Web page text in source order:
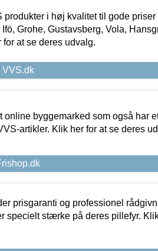
i høj kvalitet til gode priser
Grohe, Gustavsberg, Vola,
for at se deres udvalg.
VVS.dk
online byggemarked som også har
artikler. Klik her for at se deres
prisgaranti og professionel
specielt stærke på deres pillefyr.